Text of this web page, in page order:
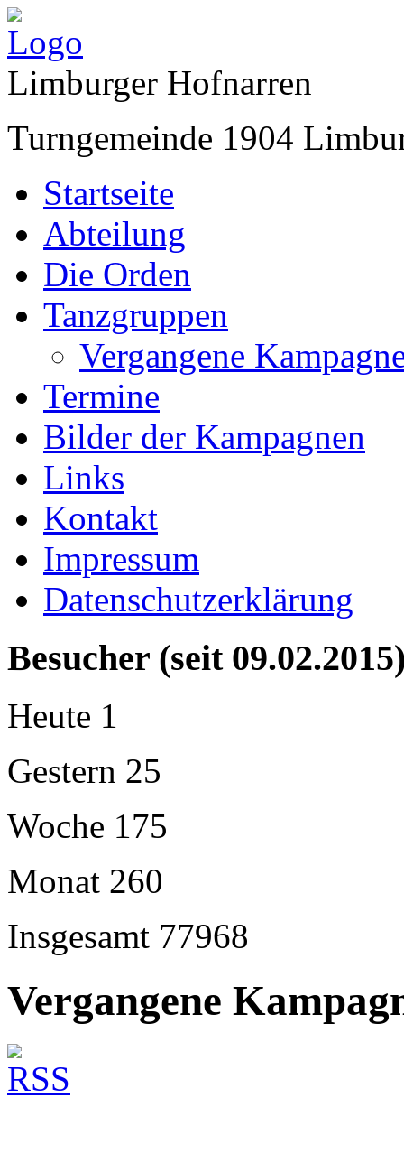
Limburger Hofnarren
Turngemeinde 1904
Startseite
Abteilung
Die Orden
Tanzgruppen
Vergangene
Termine
Bilder der Kampagnen
Links
Kontakt
Impressum
Datenschutzerklärung
Besucher (seit
Heute 1
Gestern 25
Woche 175
Monat 260
Insgesamt 77968
Vergangene